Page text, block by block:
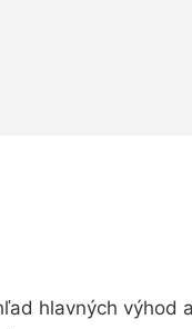
hlavných výhod